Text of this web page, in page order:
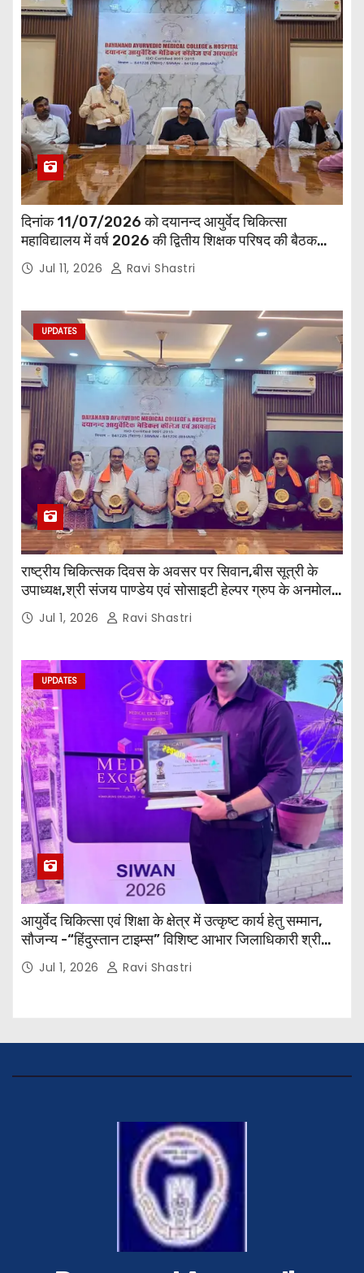
दिनांक 11/07/2026 को दयानन्द आयुर्वेद चिकित्सा
महाविद्यालय में वर्ष 2026 की द्वितीय शिक्षक परिषद की बैठक
प्राचार्य की अध्यक्षता में हुई। बैठक मे महाविद्यालय सभी
विभागाध्यक्ष एवं शिक्षक सम्मिलित हुए।
Jul 11, 2026 Ravi Shastri
UPDATES
राष्ट्रीय चिकित्सक दिवस के अवसर पर सिवान,बीस सूत्री के
उपाध्यक्ष,श्री संजय पाण्डेय एवं सोसाइटी हेल्पर ग्रुप के अनमोल
जी तथा इनर व्हील क्लब की अध्यक्षा श्रीमती आरती अलोक वर्मा
एवं उनकी टीम द्वारा महाविद्यालय के प्राचार्य डॉ. सुधांशु शेखर
Jul 1, 2026 Ravi Shastri
UPDATES
आयुर्वेद चिकित्सा एवं शिक्षा के क्षेत्र में उत्कृष्ट कार्य हेतु सम्मान,
सौजन्य -“हिंदुस्तान टाइम्स” विशिष्ट आभार जिलाधिकारी श्री
विवेक रंजन मैत्रेय (भा०प्र० से०), आरक्षी अधीक्षक श्री पूरन झा
(भा०पु०से०) सिविल सर्जन, सिवान एवं ब्यूरो चीफ श्री नीरज
Jul 1, 2026 Ravi Shastri